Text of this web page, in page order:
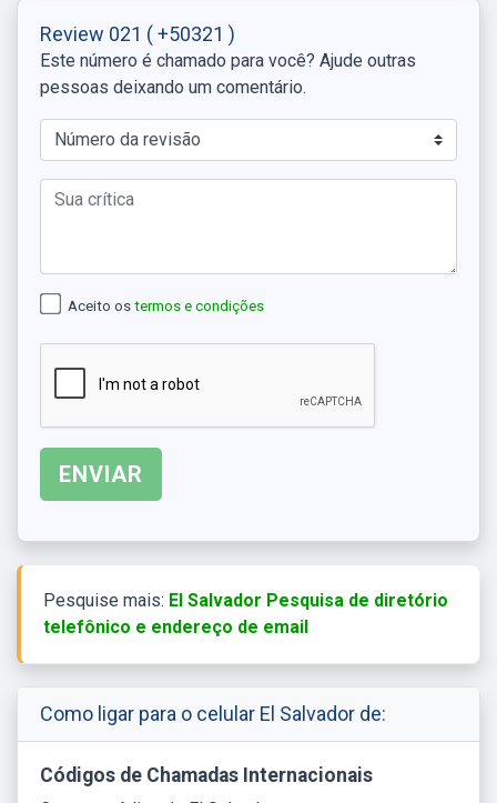
Review 021 ( +50321 )
Este número é chamado para você? Ajude outras
pessoas deixando um comentário.
Aceito os termos e condições
Pesquise mais: El Salvador Pesquisa de diretório
telefônico e endereço de email
Como ligar para o celular El Salvador de:
Códigos de Chamadas Internacionais